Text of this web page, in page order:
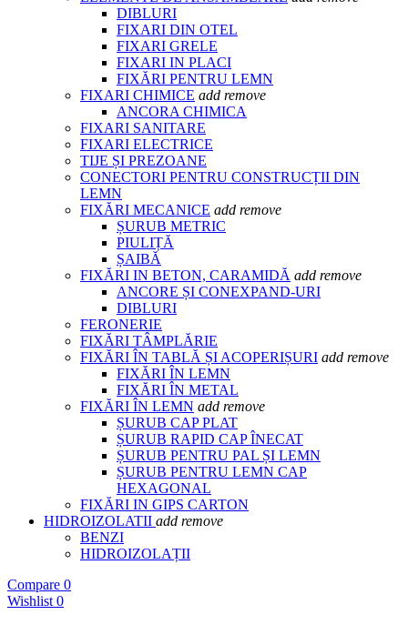
DIBLURI
FIXARI DIN OTEL
FIXARI GRELE
FIXARI IN PLACI
FIXĂRI PENTRU LEMN
FIXARI CHIMICE add remove
ANCORA CHIMICA
FIXARI SANITARE
FIXARI ELECTRICE
TIJE ȘI PREZOANE
CONECTORI PENTRU CONSTRUCȚII DIN
LEMN
FIXĂRI MECANICE add remove
ȘURUB METRIC
PIULIȚĂ
ȘAIBĂ
FIXĂRI IN BETON, CARAMIDĂ add remove
ANCORE ȘI CONEXPAND-URI
DIBLURI
FERONERIE
FIXĂRI TÂMPLĂRIE
FIXĂRI ÎN TABLĂ ȘI ACOPERIȘURI add remove
FIXĂRI ÎN LEMN
FIXĂRI ÎN METAL
FIXĂRI ÎN LEMN add remove
ȘURUB CAP PLAT
ȘURUB RAPID CAP ÎNECAT
ȘURUB PENTRU PAL ȘI LEMN
ȘURUB PENTRU LEMN CAP
HEXAGONAL
FIXĂRI IN GIPS CARTON
HIDROIZOLATII add remove
BENZI
HIDROIZOLAȚII
Compare 0
Wishlist 0